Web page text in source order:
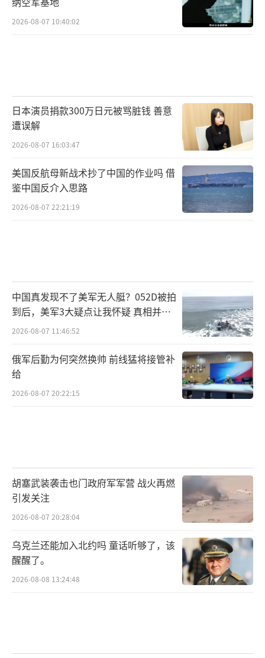
尹锡悦这样的“政坛白丁”，他在2010年当选
为城南市市长，在2018年当选为京畿道知事，
式街头斗士的各种看家本领，他都擅长。
李在明首先要树立的是个人魅力，不时制
造争议话题，而不是推出一整套能够被中间温
和选民接受的纲领。跟特朗普一样，李在明多
年来是各类真人秀节目的常客，很早就混出了
一张被观众熟知的脸。此外，他还背负着多个
总统选举，为的就是通过行政和立法手段获得
赦免权利。
李在明的崛起反映了韩国文化背后
的“恨”。这种“恨”并不是中文语境中
的“仇恨”，而是指某种不可得但又特别让人
难受的负面情绪。随着某种得不到的东西让负
人刚烈张扬的民族性格。但在另一些情况
下，“恨”的意境成为了各种极端情绪爆发的
导火索。
韩国政坛也少不了情绪化的“恨”。即使
是同党之间，不同社会背景和世代也有足够
的“恨”。经济一半依赖出口的韩国，政坛就
大的困局激化了社会矛盾，并在政坛呈现出撕
2026-08-07 10:40:02
日本演员捐款300万日元被骂脏钱 善意
遭误解
2026-08-07 16:03:47
美国反航母新战术抄了中国的作业吗 借
鉴中国反介入思路
2026-08-07 22:21:19
中国真发现不了美军无人艇？052D被拍
到后，美军3大疑点让我怀疑 真相并非
如此
2026-08-07 11:46:52
俄军后勤为何突然换帅 前线猛将接管补
给
2026-08-07 20:22:15
胡塞武装袭击也门政府军军营 战火再燃
引发关注
2026-08-07 20:28:04
乌克兰还能加入北约吗 童话听够了，该
醒醒了。
2026-08-08 13:24:48